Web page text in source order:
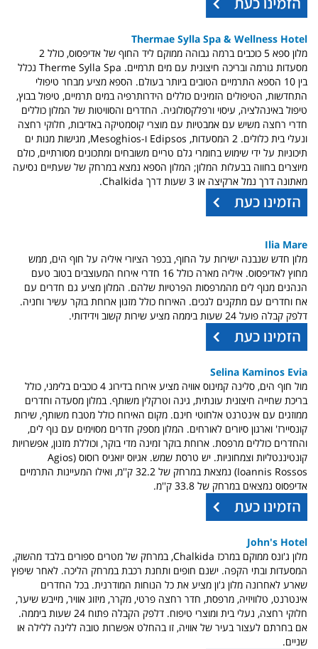
Thermae Sylla Spa & Wellness Hotel
מלון ספא 5 כוכבים ברמה גבוהה ממוקם ליד החוף של אדיפסוס, כולל 2
מסעדות גורמה ובריכה חיצונית עם מים תרמיים. Therme Sylla Spa נכלל
בין 10 הספא התרמיים הטובים ביותר בעולם. הספא מציע מבחר טיפולי
התחדשות, הטיפולים הזמינים כוללים הידרותרפיה במים תרמיים, טיפול בבוץ,
טיפול באינהלציה, עיסוי ורפלקסולוגיה. החדרים והסוויטות של המלון כוללים
חדרי רחצה משיש עם אמבטיות עם מוצרי קוסמטיקה באדיבות, חלוקי רחצה
ונעלי בית כלולים. 2 המסעדות, Edipsos ו-Mesoghios, מגישות מנות ים
תיכוניות על ידי שימוש בחומרי גלם טריים משובחים ומתכונים מסורתיים, כולם
מיוצרים בחווה בבעלות המלון; המלון הספא נמצא במרחק של שעתיים נסיעה
מאתונה דרך נמל ארקיצה או 3 שעות דרך Chalkida.
Ilia Mare
מלון חדש שנבנה ישירות על החוף, בכפר הציורי איליה על חוף הים, ממש
מחוץ לאדיפסוס. איליה מארה כולל 16 חדרי אירוח המעוצבים בטוב טעם
הנהנים מנוף לים מהמרפסות הפרטיות שלהם. המלון מציע גם חדרים עם
אח וחדרים עם מתקנים לנכים. האירוח כולל מזנון ארוחת בוקר עשיר וחניה.
דלפק קבלה פועל 24 שעות ביממה מציע שירות קשוב וידידותי.
Selina Kaminos Evia
מול חוף הים, סלינה קמינוס אוויה מציע אירוח בדירוג 4 כוכבים בלימני, כולל
בריכת שחייה חיצונית עונתית, גינה וטרקלין משותף. במלון מסעדה וחדרים
ממוזגים עם אינטרנט אלחוטי חינם. מקום האירוח כולל מטבח משותף, שירות
קונסיירז' וארגון סיורים לאורחים. המלון מספק חדרים מסוימים עם נוף לים,
והחדרים כוללים מרפסת. ארוחת בוקר זמינה מדי בוקר, וכוללת מזנון, אפשרויות
קונטיננטליות וצמחוניות. יש טרסת שמש. אגיוס יואניס רוסוס (Agios
Ioannis Rossos) נמצאת במרחק של 32.2 ק''מ, ואילו המעיינות התרמיים
אדיפסוס נמצאים במרחק של 33.8 ק''מ.
John's Hotel
מלון ג'ונס ממוקם במרכז Chalkida, במרחק של מטרים ספורים בלבד מהשוק,
המסעדות ובתי הקפה. ישנם חופים ותחנת רכבת במרחק הליכה. לאחר שיפוץ
שארע לאחרונה מלון ג'ון מציע את כל הנוחות המודרנית. בכל החדרים
אינטרנט, טלוויזיה, מרפסת, חדר רחצה פרטי, מקרר, מיזוג אוויר, מייבש שיער,
חלוקי רחצה, נעלי בית ומוצרי טיפוח. דלפק הקבלה פתוח 24 שעות ביממה.
אם בחרתם לעצור בעיר של אוויה, זו בהחלט אפשרות טובה ללינה ללילה או
שניים.